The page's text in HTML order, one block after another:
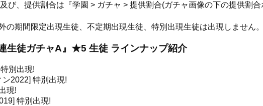
び、提供割合は『学園 > ガチャ > 提供割合(ガチャ画像の下の提供割合
の期間限定出現生徒、不定期出現生徒、特別出現生徒は出現しません。
生徒ガチャA』★5 生徒 ラインナップ紹介
特別出現!
2022] 特別出現!
現!
特別出現!